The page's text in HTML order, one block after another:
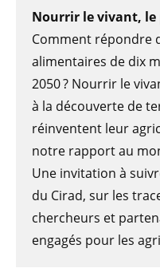
Nourrir le vivant, le
Comment répondre
alimentaires de dix
2050 ? Nourrir le
à la découverte de
réinventent leur
notre rapport au
Une invitation à
du Cirad, sur les
chercheurs et
engagés pour les